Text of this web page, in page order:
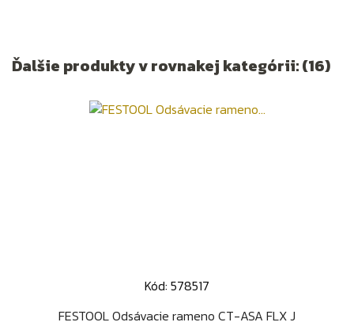
Ďalšie produkty v rovnakej kategórii: (16)
Kód: 578517
FESTOOL Odsávacie rameno CT-ASA FLX J